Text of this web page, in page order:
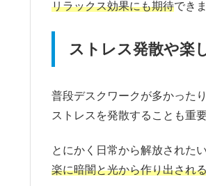
リラックス効果にも期待でき
ストレス発散や楽
普段デスクワークが多かった
ストレスを発散することも重要
とにかく日常から解放された
楽に暗闇と光から作り出され